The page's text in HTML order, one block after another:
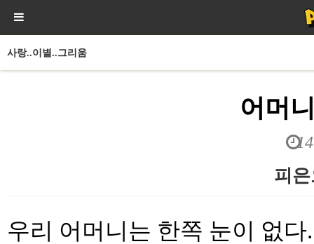
사랑..이별..그리움
어머
피
우리 어머니는 한쪽 눈이 없다.